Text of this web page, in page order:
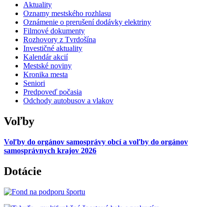
Aktuality
Oznamy mestského rozhlasu
Oznámenie o prerušení dodávky elektriny
Filmové dokumenty
Rozhovory z Tvrdošína
Investičné aktuality
Kalendár akcií
Mestské noviny
Kronika mesta
Seniori
Predpoveď počasia
Odchody autobusov a vlakov
Voľby
Voľby do orgánov samosprávy obcí a voľby do orgánov
samosprávnych krajov 2026
Dotácie